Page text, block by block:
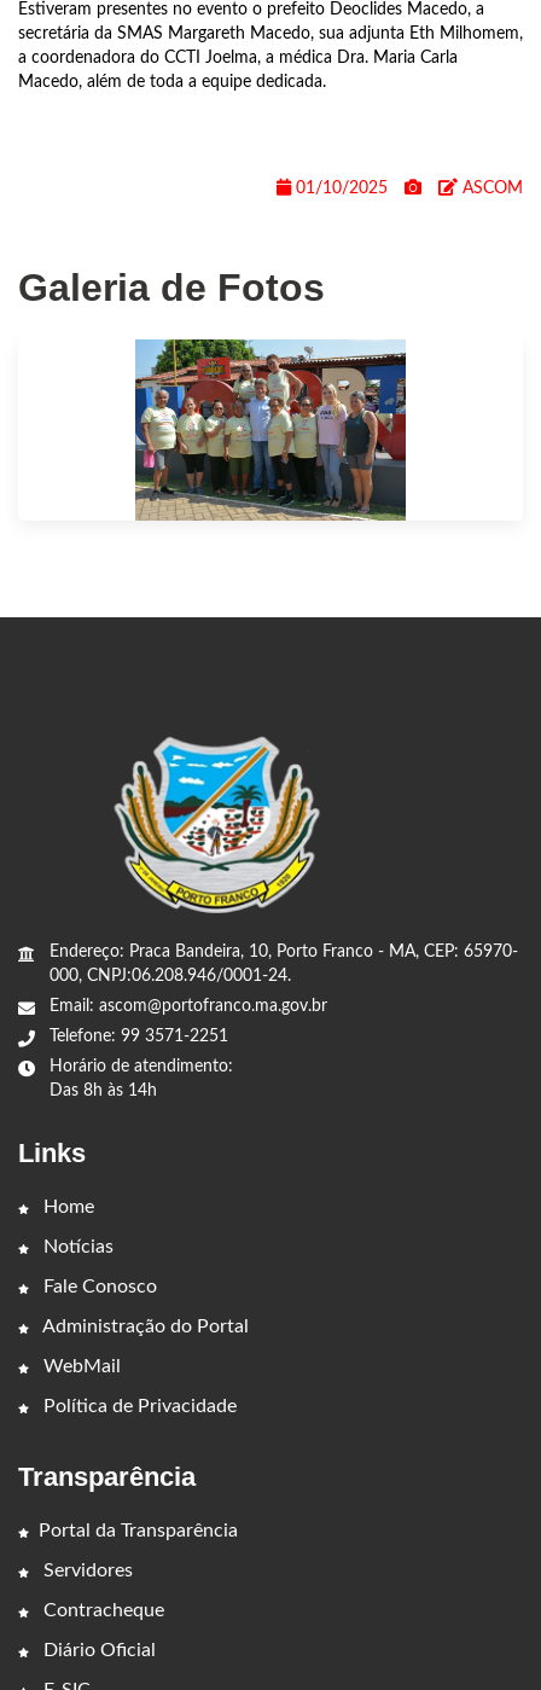
Estiveram presentes no evento o prefeito Deoclides Macedo, a
secretária da SMAS Margareth Macedo, sua adjunta Eth Milhomem,
a coordenadora do CCTI Joelma, a médica Dra. Maria Carla
Macedo, além de toda a equipe dedicada.
01/10/2025 ASCOM
Galeria de Fotos
Endereço: Praca Bandeira, 10, Porto Franco - MA, CEP: 65970-
000, CNPJ:06.208.946/0001-24.
Email: ascom@portofranco.ma.gov.br
Telefone: 99 3571-2251
Horário de atendimento:
Das 8h às 14h
Links
Home
Notícias
Fale Conosco
Administração do Portal
WebMail
Política de Privacidade
Transparência
Portal da Transparência
Servidores
Contracheque
Diário Oficial